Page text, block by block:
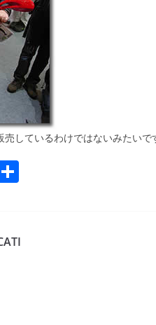
しているわけではないみたいで